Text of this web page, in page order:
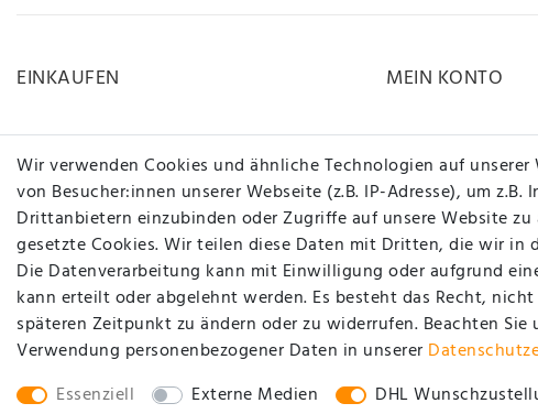
EINKAUFEN
Versandarten & -kosten
Widerrufsrecht
Hilfe
www.carstyling-xxl.com
Vertrag widerrufen
MEIN KONTO
Login
Wir verwenden Cookies und ähnliche Technologien auf
von Besucher:innen unserer Webseite (z.B. IP-Adresse), um
Drittanbietern einzubinden oder Zugriffe auf unsere Website
gesetzte Cookies. Wir teilen diese Daten mit Dritten, die wir in
Die Datenverarbeitung kann mit Einwilligung oder aufgrund
kann erteilt oder abgelehnt werden. Es besteht das Recht,
späteren Zeitpunkt zu ändern oder zu widerrufen. Beachten Sie
Verwendung personenbezogener Daten in unserer
Essenziell
Externe Medien DHL